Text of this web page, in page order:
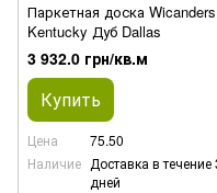
Паркетная доска Wicanders
Kentucky Дуб Dallas
3 932.0 грн/кв.м
Купить
Цена
75.50
Наличие Доставка в течение
дней